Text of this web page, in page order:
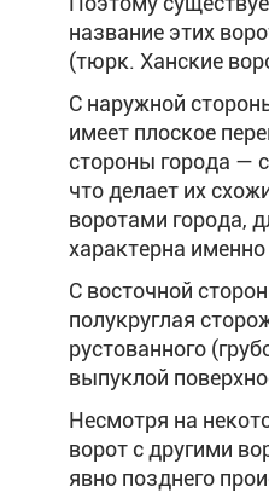
название этих
(тюрк. Ханские
С наружной
имеет плоское
стороны города —
что делает их
воротами города,
характерна
С восточной
полукруглая
рустованного
выпуклой
Несмотря на
ворот с другими
явно позднего